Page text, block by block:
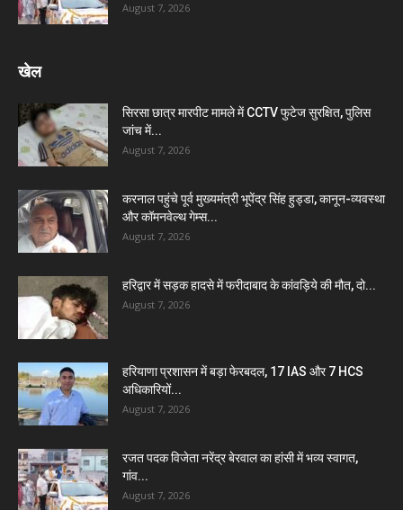
August 7, 2026
खेल
सिरसा छात्र मारपीट मामले में CCTV फुटेज सुरक्षित, पुलिस
जांच में...
August 7, 2026
करनाल पहुंचे पूर्व मुख्यमंत्री भूपेंद्र सिंह हुड्डा, कानून-व्यवस्था
और कॉमनवेल्थ गेम्स...
August 7, 2026
हरिद्वार में सड़क हादसे में फरीदाबाद के कांवड़िये की मौत, दो...
August 7, 2026
हरियाणा प्रशासन में बड़ा फेरबदल, 17 IAS और 7 HCS
अधिकारियों...
August 7, 2026
रजत पदक विजेता नरेंद्र बेरवाल का हांसी में भव्य स्वागत,
गांव...
August 7, 2026